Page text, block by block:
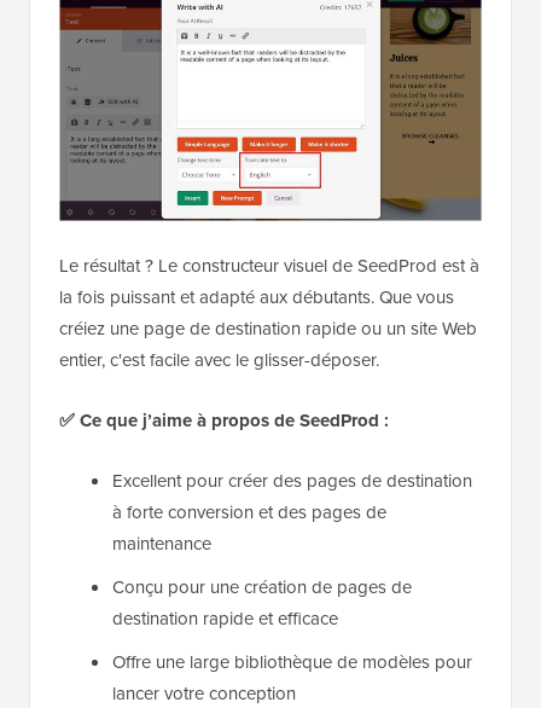
Le résultat ? Le constructeur visuel de SeedProd est à
la fois puissant et adapté aux débutants. Que vous
créiez une page de destination rapide ou un site Web
entier, c'est facile avec le glisser-déposer.
✅Ce que j’aime à propos de SeedProd :
Excellent pour créer des pages de destination
à forte conversion et des pages de
maintenance
Conçu pour une création de pages de
destination rapide et efficace
Offre une large bibliothèque de modèles pour
lancer votre conception